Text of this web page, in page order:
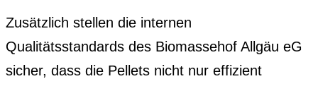
Zusätzlich stellen die internen
Qualitätsstandards des Biomassehof Allgäu eG
sicher, dass die Pellets nicht nur effizient